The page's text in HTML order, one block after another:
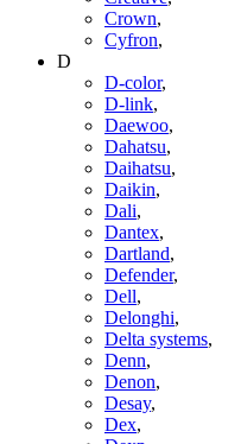
Crown,
Cyfron,
D
D-color,
D-link,
Daewoo,
Dahatsu,
Daihatsu,
Daikin,
Dali,
Dantex,
Dartland,
Defender,
Dell,
Delonghi,
Delta systems,
Denn,
Denon,
Desay,
Dex,